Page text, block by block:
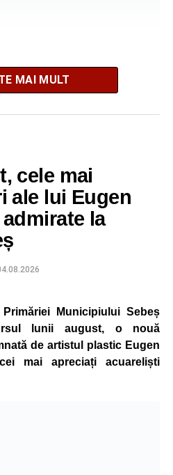
2026 reunește tineri
de voluntari și foști elevi ai
Maria”, din Alba Iulia, care
la cursuri de
artistice desfășurate sub
mentori.
MAI MULT
cele mai
ale lui Eugen
la
Municipiului Sebeș
lunii august, o nouă
de artistul plastic Eugen
mai apreciați acuareliști